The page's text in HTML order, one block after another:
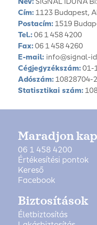
Cím: 1123 Budapest,
Postacím: 1519
Tel.:06 1 458 4200
Fax:06 1 458 4260
E-mail: info@signal-
Cégjegyzékszám:01-
Adószám: 10828704-
Statisztikai szám:
Maradjon
06 1 458 4200
Értékesítési pontok
Kereső
Facebook
Biztosítások
Életbiztosítás